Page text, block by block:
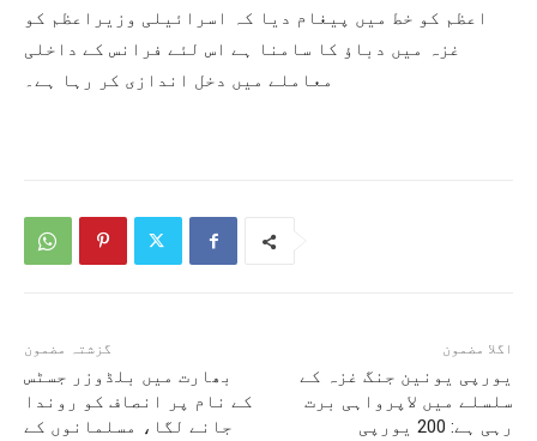
اعظم کو خط میں پیغام دیا کہ اسرائیلی وزیراعظم کو
غزہ میں دباؤ کا سامنا ہے اس لئے فرانس کے داخلی
معاملے میں دخل اندازی کر رہا ہے۔
گزشتہ مضمون
بھارت میں بلڈوزر جسٹس
کے نام پر انصاف کو روندا
جانے لگا، مسلمانوں کے
اگلا مضمون
یورپی یونین جنگ غزہ کے
سلسلے میں لاپرواہی برت
رہی ہے: 200 یورپی